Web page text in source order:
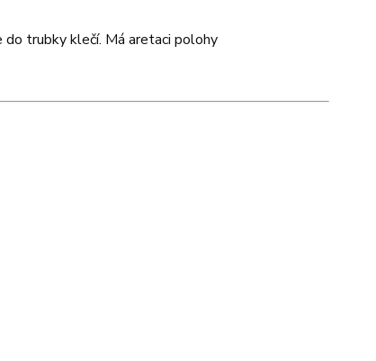
trubky klečí. Má aretaci polohy